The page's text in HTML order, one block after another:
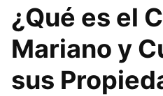
¿Qué es el
Mariano y
sus